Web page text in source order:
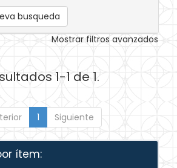
busqueda
Mostrar filtros avanzados
1-1 de 1.
1 Siguiente
ítem: